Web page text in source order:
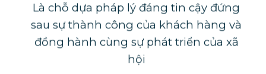
Là chỗ dựa pháp lý đáng tin cậy đứng
sau sự thành công của khách hàng và
đồng hành cùng sự phát triển của xã
hội